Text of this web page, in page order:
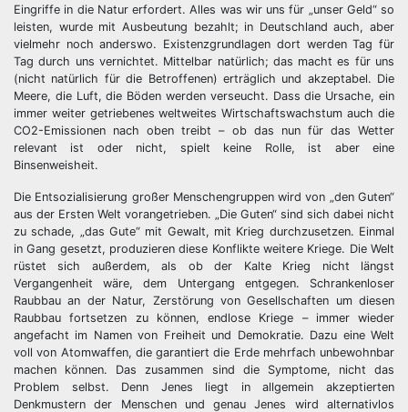
Eingriffe in die Natur erfordert. Alles was wir uns für „unser Geld“ so
leisten, wurde mit Ausbeutung bezahlt; in Deutschland auch, aber
vielmehr noch anderswo. Existenzgrundlagen dort werden Tag für
Tag durch uns vernichtet. Mittelbar natürlich; das macht es für uns
(nicht natürlich für die Betroffenen) erträglich und akzeptabel. Die
Meere, die Luft, die Böden werden verseucht. Dass die Ursache, ein
immer weiter getriebenes weltweites Wirtschaftswachstum auch die
CO2-Emissionen nach oben treibt – ob das nun für das Wetter
relevant ist oder nicht, spielt keine Rolle, ist aber eine
Binsenweisheit.
Die Entsozialisierung großer Menschengruppen wird von „den Guten“
aus der Ersten Welt vorangetrieben. „Die Guten“ sind sich dabei nicht
zu schade, „das Gute“ mit Gewalt, mit Krieg durchzusetzen. Einmal
in Gang gesetzt, produzieren diese Konflikte weitere Kriege. Die Welt
rüstet sich außerdem, als ob der Kalte Krieg nicht längst
Vergangenheit wäre, dem Untergang entgegen. Schrankenloser
Raubbau an der Natur, Zerstörung von Gesellschaften um diesen
Raubbau fortsetzen zu können, endlose Kriege – immer wieder
angefacht im Namen von Freiheit und Demokratie. Dazu eine Welt
voll von Atomwaffen, die garantiert die Erde mehrfach unbewohnbar
machen können. Das zusammen sind die Symptome, nicht das
Problem selbst. Denn Jenes liegt in allgemein akzeptierten
Denkmustern der Menschen und genau Jenes wird alternativlos